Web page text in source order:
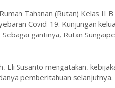
Tahanan (Rutan) Kelas II
Covid-19. Kunjungan
gantinya, Rutan
Eli Susanto mengatakan,
pemberitahuan selanjutnya.